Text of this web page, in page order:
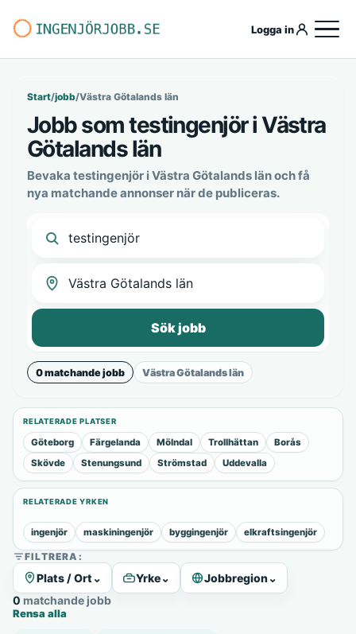
Logga in
Start/jobb/Västra Götalands län
Jobb som testingenjör i Västra
Götalands län
Bevaka testingenjör i Västra Götalands län och få
nya matchande annonser när de publiceras.
Sök jobb
0 matchande jobb Västra Götalands län
RELATERADE PLATSER
Göteborg Färgelanda Mölndal Trollhättan
Borås
Skövde
Stenungsund Strömstad Uddevalla
RELATERADE YRKEN
ingenjör maskiningenjör byggingenjör elkraftsingenjör
FILTRERA:
Plats / Ort ⌄ Yrke⌄ Jobbregion⌄
0 matchande jobb
Rensa alla